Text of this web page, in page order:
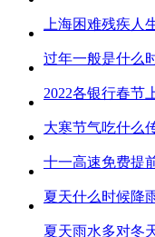
2022各银行春节
夏天什么时候降